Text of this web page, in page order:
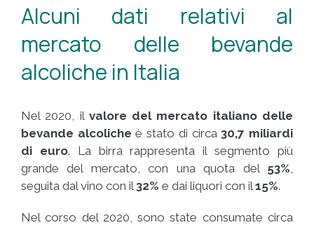
Alcuni dati relativi al
mercato delle bevande
alcoliche in Italia
Nel 2020, il valore del mercato italiano delle
bevande alcoliche è stato di circa 30,7 miliardi
di euro. La birra rappresenta il segmento più
grande del mercato, con una quota del 53%
seguita dal vino con il 32% e dai liquori con il 15%.
Nel corso del 2020, sono state consumate circa